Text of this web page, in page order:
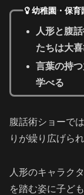
幼稚園・保
人形と腹
たちは大
言葉の持
学べる
腹話術ショーで
りが繰り広げられ
人形のキャラク
を踏む姿に子ど